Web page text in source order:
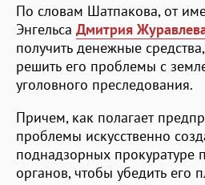
По словам Шатпакова, от
Энгельса Дмитрия
получить денежные
решить его проблемы с
уголовного преследования.
Причем, как полагает
проблемы искусственно
поднадзорных прокуратуре
органов, чтобы убедить его